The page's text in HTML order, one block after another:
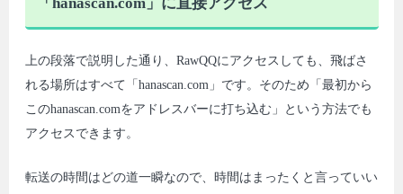
上の段落で説明した通り、RawQQにアクセスしても、飛ばさ
れる場所はすべて「hanascan.com」です。そのため「最初から
このhanascan.comをアドレスバーに打ち込む」という方法でも
アクセスできます。
転送の時間はどの道一瞬なので、時間はまったくと言っていい